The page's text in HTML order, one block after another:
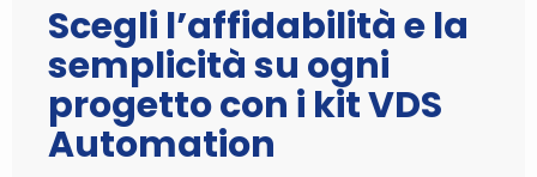
Scegli l’affidabilità e la
semplicità su ogni
progetto con i kit VDS
Automation